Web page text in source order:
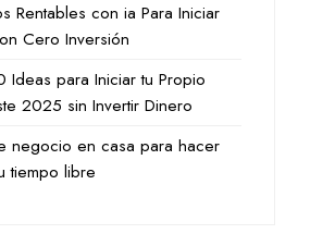
Rentables con ia Para Iniciar
Cero Inversión
Ideas para Iniciar tu Propio
2025 sin Invertir Dinero
negocio en casa para hacer
tiempo libre